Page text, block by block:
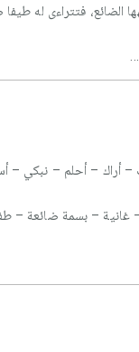
الضائع، فتتراءى له طيفا
أراك – أحلم – نبكي –
غانية – بسمة ضائعة –